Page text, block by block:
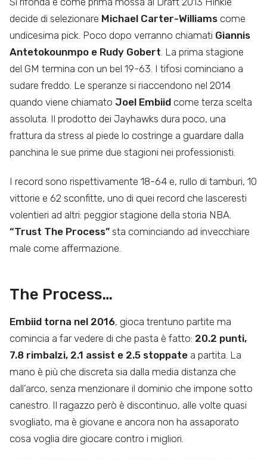
decide di selezionare Michael Carter-Williams come
undicesima pick. Poco dopo verranno chiamati Giannis
Antetokounmpo e Rudy Gobert. La prima stagione
del GM termina con un bel 19-63. I tifosi cominciano a
sudare freddo. Le speranze si riaccendono nel 2014
quando viene chiamato Joel Embiid come terza scelta
assoluta. Il prodotto dei Jayhawks dura poco, una
frattura da stress al piede lo costringe a guardare dalla
panchina le sue prime due stagioni nei professionisti.
I record sono rispettivamente 18-64 e, rullo di tamburi, 10
vittorie e 62 sconfitte, uno di quei record che lasceresti
volentieri ad altri: peggior stagione della storia NBA.
“Trust The Process” sta cominciando ad invecchiare
male come affermazione.
The Process…
Embiid torna nel 2016, gioca trentuno partite ma
comincia a far vedere di che pasta è fatto: 20.2 punti,
7.8 rimbalzi, 2.1 assist e 2.5 stoppate a partita. La
mano è più che discreta sia dalla media distanza che
dall’arco, senza menzionare il dominio che impone sotto
canestro. Il ragazzo però è discontinuo, alle volte quasi
svogliato, ma è giovane e ancora non ha assaporato
cosa voglia dire giocare contro i migliori.